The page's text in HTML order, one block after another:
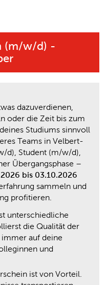
(m/w/d) -
dazuverdienen,
oder die Zeit bis zum
Studiums sinnvoll
Teams in Velbert-
d), Student (m/w/d),
Übergangsphase –
bis 03.10.2026
sammeln und
profitieren.
unterschiedliche
die Qualität der
auf deine
und
ist von Vorteil.